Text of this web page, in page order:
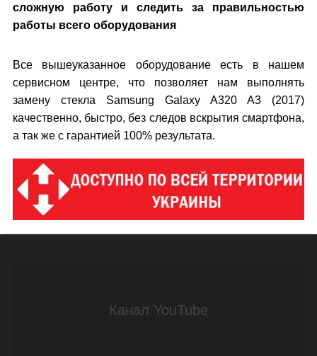
сложную работу и следить за правильностью
работы всего оборудования
Все вышеуказанное оборудование есть в нашем
сервисном центре, что позволяет нам выполнять
замену стекла Samsung Galaxy A320 A3 (2017)
качественно, быстро, без следов вскрытия смартфона,
а так же с гарантией 100% результата.
Канал YouTube